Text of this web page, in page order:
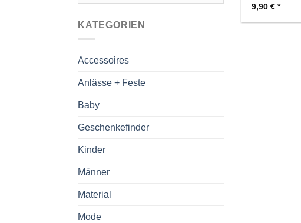
KATEGORIEN
Accessoires
Anlässe + Feste
Baby
Geschenkefinder
Kinder
Männer
Material
Mode
9,90 €